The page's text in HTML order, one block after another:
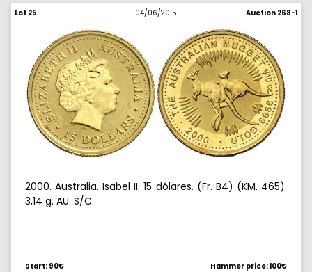
Lot 25 04/06/2015 Auction 268-1
2000. Australia. Isabel II. 15 dólares. (Fr. B4) (KM. 465).
3,14 g. AU. S/C.
Start: 90€ Hammer price: 100€